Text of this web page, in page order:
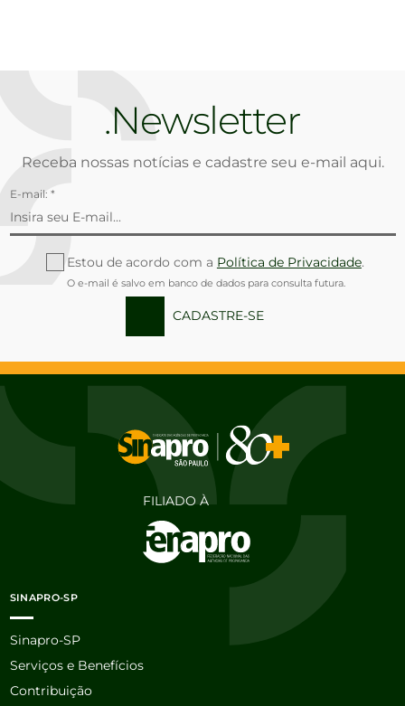
Newsletter
Receba nossas notícias e cadastre seu e-mail aqui.
E-mail: *
Estou de acordo com a Política de Privacidade.
O e-mail é salvo em banco de dados para consulta futura.
CADASTRE-SE
FILIADO À
SINAPRO-SP
Sinapro-SP
Serviços e Benefícios
Contribuição